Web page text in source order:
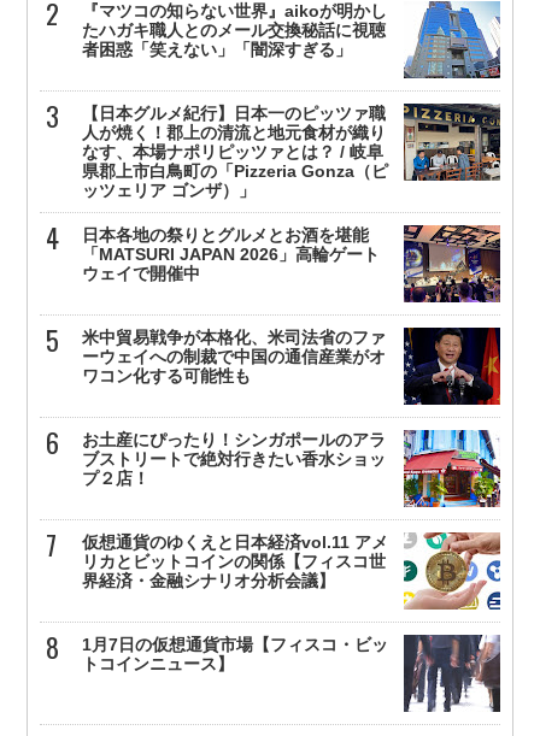
『マツコの知らない世界』aikoが明かし
たハガキ職人とのメール交換秘話に視聴
者困惑「笑えない」「闇深すぎる」
【日本グルメ紀行】日本一のピッツァ職
人が焼く！郡上の清流と地元食材が織り
なす、本場ナポリピッツァとは？ / 岐阜
県郡上市白鳥町の「Pizzeria Gonza（ピ
ッツェリア ゴンザ）」
日本各地の祭りとグルメとお酒を堪能
「MATSURI JAPAN 2026」高輪ゲート
ウェイで開催中
米中貿易戦争が本格化、米司法省のファ
ーウェイへの制裁で中国の通信産業がオ
ワコン化する可能性も
お土産にぴったり！シンガポールのアラ
ブストリートで絶対行きたい香水ショッ
プ２店！
仮想通貨のゆくえと日本経済vol.11 アメ
リカとビットコインの関係【フィスコ世
界経済・金融シナリオ分析会議】
1月7日の仮想通貨市場【フィスコ・ビッ
トコインニュース】